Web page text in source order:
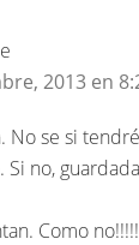
2013 en
No se si
no,
Como no!!!!!